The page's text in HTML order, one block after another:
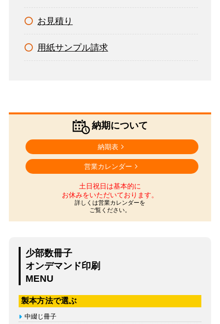
お見積り
用紙サンプル請求
納期について
納期表
営業カレンダー
土日祝日は基本的に
お休みをいただいております。
詳しくは営業カレンダーを
ご覧ください。
少部数冊子
オンデマンド印刷
MENU
製本方法で選ぶ
中綴じ冊子